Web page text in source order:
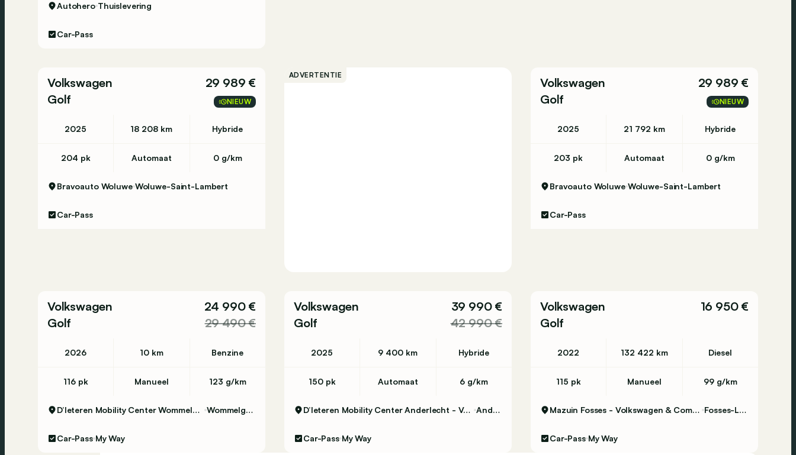
Autohero Thuislevering
Car-Pass
Volkswagen
Golf
29 989 €
NIEUW
2025 18 208 km Hybride
204 pk Automaat 0 g/km
Bravoauto Woluwe Woluwe-Saint-Lambert
Car-Pass
ADVERTENTIE
Volkswagen
Golf
29 989 €
NIEUW
2025 21 792 km Hybride
203 pk Automaat 0 g/km
Bravoauto Woluwe Woluwe-Saint-Lambert
Car-Pass
Volkswagen
Golf
24 990 €
29 490 €
2026 10 km Benzine
116 pk Manueel 123 g/km
D’Ieteren Mobility Center Wommelgem Wommelgem
Car-Pass My Way
Volkswagen
Golf
39 990 €
42 990 €
2025 9 400 km Hybride
150 pk Automaat 6 g/km
D’Ieteren Mobility Center Anderlecht - Volkswagen & Commercial Vehicles Anderlecht
Car-Pass My Way
Volkswagen
Golf
16 950 €
2022 132 422 km Diesel
115 pk Manueel 99 g/km
Mazuin Fosses - Volkswagen & Commercial Vehicles Fosses-La-Ville
Car-Pass My Way